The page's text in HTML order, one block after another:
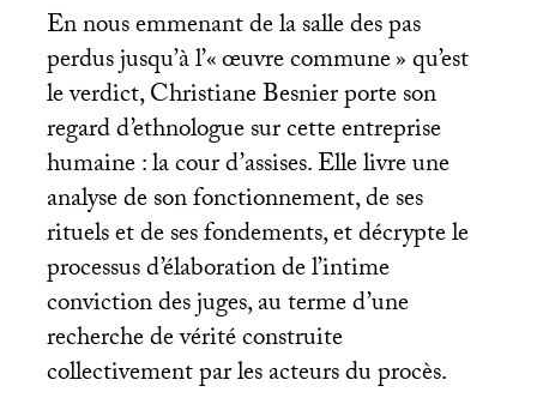
En nous emmenant de la salle des pas
perdus jusqu’à l’«œuvre commune» qu’est
le verdict, Christiane Besnier porte son
regard d’ethnologue sur cette entreprise
humaine : la cour d’assises. Elle livre une
analyse de son fonctionnement, de ses
rituels et de ses fondements, et décrypte le
processus d’élaboration de l’intime
conviction des juges, au terme d’une
recherche de vérité construite
collectivement par les acteurs du procès.